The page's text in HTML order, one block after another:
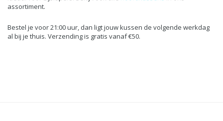
assortiment.
Bestel je voor 21:00 uur, dan ligt jouw kussen de volgende werkdag
al bij je thuis. Verzending is gratis vanaf €50.